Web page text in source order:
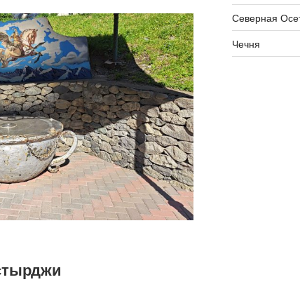
Северная
Чечня